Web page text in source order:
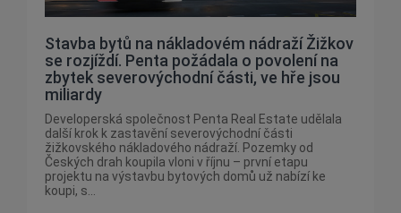
Stavba bytů na nákladovém nádraží Žižkov
se rozjíždí. Penta požádala o povolení na
zbytek severovýchodní části, ve hře jsou
miliardy
Developerská společnost Penta Real Estate udělala
další krok k zastavění severovýchodní části
žižkovského nákladového nádraží. Pozemky od
Českých drah koupila vloni v říjnu – první etapu
projektu na výstavbu bytových domů už nabízí ke
koupi, s...